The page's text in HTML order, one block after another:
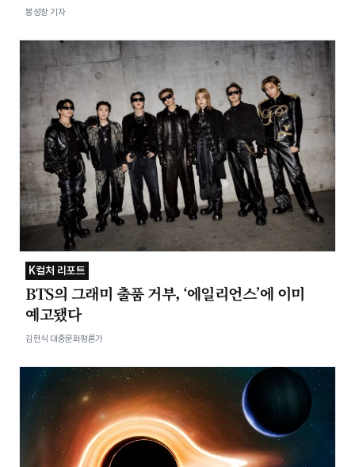
봉성창 기자
K컬처 리포트
BTS의 그래미 출품 거부, ‘에일리언스’에 이미
예고됐다
김헌식 대중문화평론가